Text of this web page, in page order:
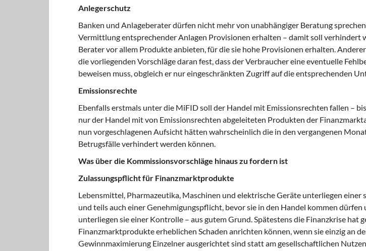
Anlegerschutz
Banken und Anlageberater dürfen nicht mehr von unabhängiger Beratung
Vermittlung entsprechender Anlagen Provisionen erhalten – damit soll verhindert
Berater vor allem Produkte anbieten, für die sie hohe Provisionen erhalten.
die vorliegenden Vorschläge daran fest, dass der Verbraucher eine eventuelle
beweisen muss, obgleich er nur eingeschränkten Zugriff auf die entsprechenden
Emissionsrechte
Ebenfalls erstmals unter die MiFID soll der Handel mit Emissionsrechten fallen –
nur der Handel mit von Emissionsrechten abgeleiteten Produkten der
nun vorgeschlagenen Aufsicht hätten wahrscheinlich die in den vergangenen
Betrugsfälle verhindert werden können.
Was über die Kommissionsvorschläge hinaus zu fordern ist
Zulassungspflicht für Finanzmarktprodukte
Lebensmittel, Pharmazeutika, Maschinen und elektrische Geräte unterliegen
und teils auch einer Genehmigungspflicht, bevor sie in den Handel kommen dürfen
unterliegen sie einer Kontrolle – aus gutem Grund. Spätestens die Finanzkrise hat
Finanzmarktprodukte erheblichen Schaden anrichten können, wenn sie einzig an
Gewinnmaximierung Einzelner ausgerichtet sind statt am gesellschaftlichen